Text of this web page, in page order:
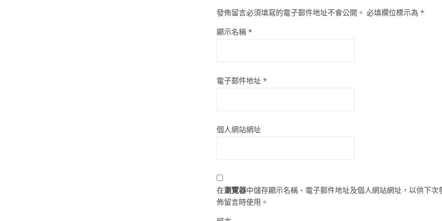
發佈留言必須填寫的電子郵件地址不會公開。 必填欄位標示為 *
顯示名稱 *
電子郵件地址 *
個人網站網址
在瀏覽器中儲存顯示名稱、電子郵件地址及個人網站網址，以供下次
佈留言時使用。